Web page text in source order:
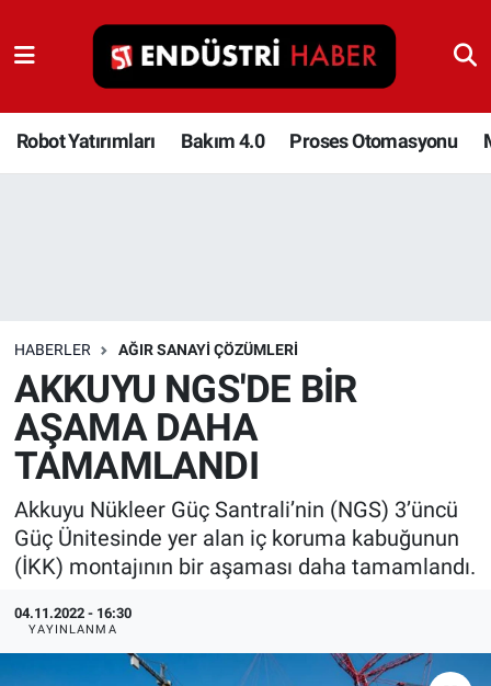
Robot Yatırımları Bakım 4.0 Proses Otomasyonu
HABERLER AĞIR SANAYI ÇÖZÜMLERI
AKKUYU NGS'DE BİR
AŞAMA DAHA
TAMAMLANDI
Akkuyu Nükleer Güç Santrali’nin (NGS) 3’üncü
Güç Ünitesinde yer alan iç koruma kabuğunun
(İKK) montajının bir aşaması daha tamamlandı.
04.11.2022 - 16:30
YAYINLANMA
Robot Yatırımları
Bakım 4.0
Depolama Çözümleri
İnşaat ve Malzeme
HaberOrtak
EndüstriST
Enerjisini Üreten Fabrikalar